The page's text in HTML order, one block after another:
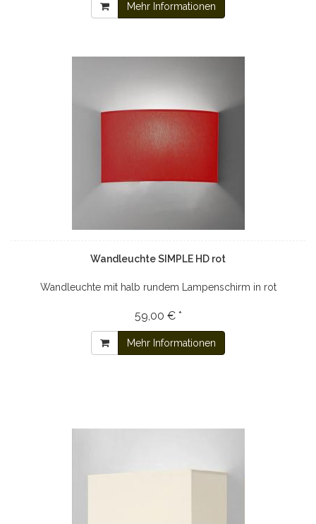
Mehr Informationen
Wandleuchte SIMPLE HD rot
Wandleuchte mit halb rundem Lampenschirm in rot
59,00 € *
Mehr Informationen